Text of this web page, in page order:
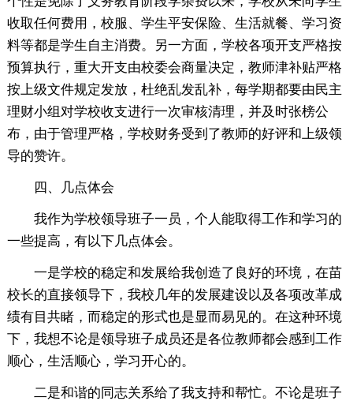
收取任何费用，校服、学生平安保险、生活就餐、学习资
料等都是学生自主消费。另一方面，学校各项开支严格按
预算执行，重大开支由校委会商量决定，教师津补贴严格
按上级文件规定发放，杜绝乱发乱补，每学期都要由民主
理财小组对学校收支进行一次审核清理，并及时张榜公
布，由于管理严格，学校财务受到了教师的好评和上级领
导的赞许。
四、几点体会
我作为学校领导班子一员，个人能取得工作和学习的
一些提高，有以下几点体会。
一是学校的稳定和发展给我创造了良好的环境，在苗
校长的直接领导下，我校几年的发展建设以及各项改革成
绩有目共睹，而稳定的形式也是显而易见的。在这种环境
下，我想不论是领导班子成员还是各位教师都会感到工作
顺心，生活顺心，学习开心的。
二是和谐的同志关系给了我支持和帮忙。不论是班子